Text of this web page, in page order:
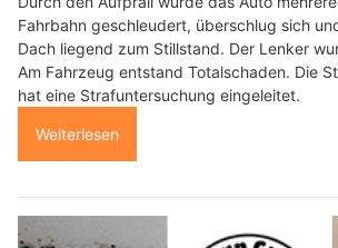
Fahrbahn geschleudert, überschlug sich
Dach liegend zum Stillstand. Der Lenker
Am Fahrzeug entstand Totalschaden. Die
hat eine Strafuntersuchung eingeleitet.
Weiterlesen